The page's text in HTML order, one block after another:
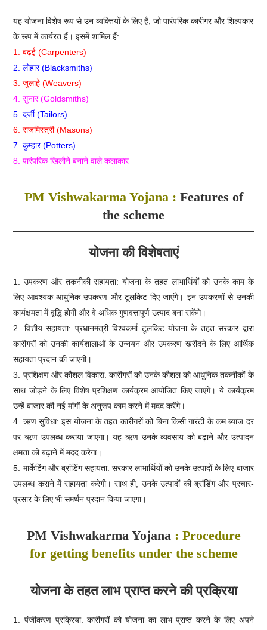
यह योजना विशेष रूप से उन व्यक्तियों के लिए है, जो पारंपरिक कारीगर और शिल्पकार
के रूप में कार्यरत हैं। इसमें शामिल हैं:
1. बढ़ई (Carpenters)
2. लोहार (Blacksmiths)
3. जुलाहे (Weavers)
4. सुनार (Goldsmiths)
5. दर्जी (Tailors)
6. राजमिस्त्री (Masons)
7. कुम्हार (Potters)
8. पारंपरिक खिलौने बनाने वाले कलाकार
PM Vishwakarma Yojana : Features of
the scheme
योजना की विशेषताएं
1. उपकरण और तकनीकी सहायता: योजना के तहत लाभार्थियों को उनके काम के
लिए आवश्यक आधुनिक उपकरण और टूलकिट दिए जाएंगे। इन उपकरणों से उनकी
कार्यक्षमता में वृद्धि होगी और वे अधिक गुणवत्तापूर्ण उत्पाद बना सकेंगे।
2. वित्तीय सहायता: प्रधानमंत्री विश्वकर्मा टूलकिट योजना के तहत सरकार द्वारा
कारीगरों को उनकी कार्यशालाओं के उन्नयन और उपकरण खरीदने के लिए आर्थिक
सहायता प्रदान की जाएगी।
3. प्रशिक्षण और कौशल विकास: कारीगरों को उनके कौशल को आधुनिक तकनीकों के
साथ जोड़ने के लिए विशेष प्रशिक्षण कार्यक्रम आयोजित किए जाएंगे। ये कार्यक्रम
उन्हें बाजार की नई मांगों के अनुरूप काम करने में मदद करेंगे।
4. ऋण सुविधा: इस योजना के तहत कारीगरों को बिना किसी गारंटी के कम ब्याज दर
पर ऋण उपलब्ध कराया जाएगा। यह ऋण उनके व्यवसाय को बढ़ाने और उत्पादन
क्षमता को बढ़ाने में मदद करेगा।
5. मार्केटिंग और ब्रांडिंग सहायता: सरकार लाभार्थियों को उनके उत्पादों के लिए बाजार
उपलब्ध कराने में सहायता करेगी। साथ ही, उनके उत्पादों की ब्रांडिंग और प्रचार-
प्रसार के लिए भी समर्थन प्रदान किया जाएगा।
PM Vishwakarma Yojana: Procedure
for getting benefits under the scheme
योजना के तहत लाभ प्राप्त करने की प्रक्रिया
1. पंजीकरण प्रक्रिया: कारीगरों को योजना का लाभ प्राप्त करने के लिए अपने